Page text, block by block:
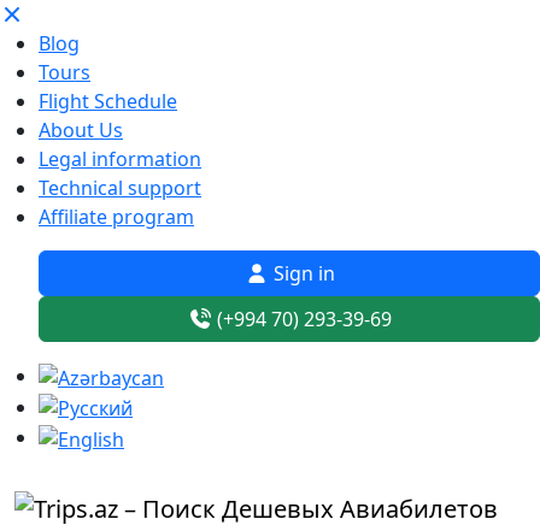
Blog
Tours
Flight Schedule
About Us
Legal information
Technical support
Affiliate program
Sign in
(+994 70) 293-39-69